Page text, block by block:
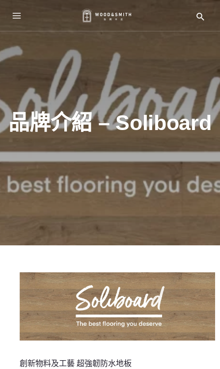
品牌介紹 – Soliboard
創新物料及工藝 超強韌防水地板